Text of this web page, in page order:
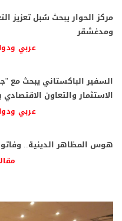
مركز الحوار يبحث سُبل تعزيز
ومدغشقر
عربي
السفير الباكستاني يبحث مع
الاستثمار والتعاون الاقتصادي
عربي
هوس المظاهر الدينية..